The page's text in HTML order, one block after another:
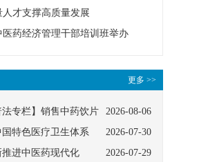
人才支撑高质量发展
医药经济管理干部培训班举办
更多 >>
2026-08-06
法专栏】销售中药饮片
法及注意事项
2026-07-30
特色医疗卫生体系
2026-07-29
推进中医药现代化